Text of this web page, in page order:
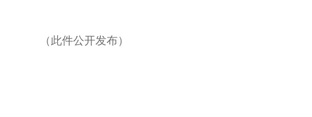
（此件公开发布）